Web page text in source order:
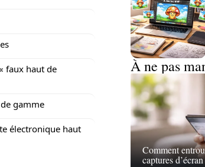
faux haut de
gamme
électronique haut
À ne pas
Comment
captures d’écran